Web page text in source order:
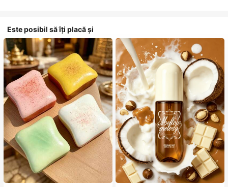
Este posibil să îți placă și